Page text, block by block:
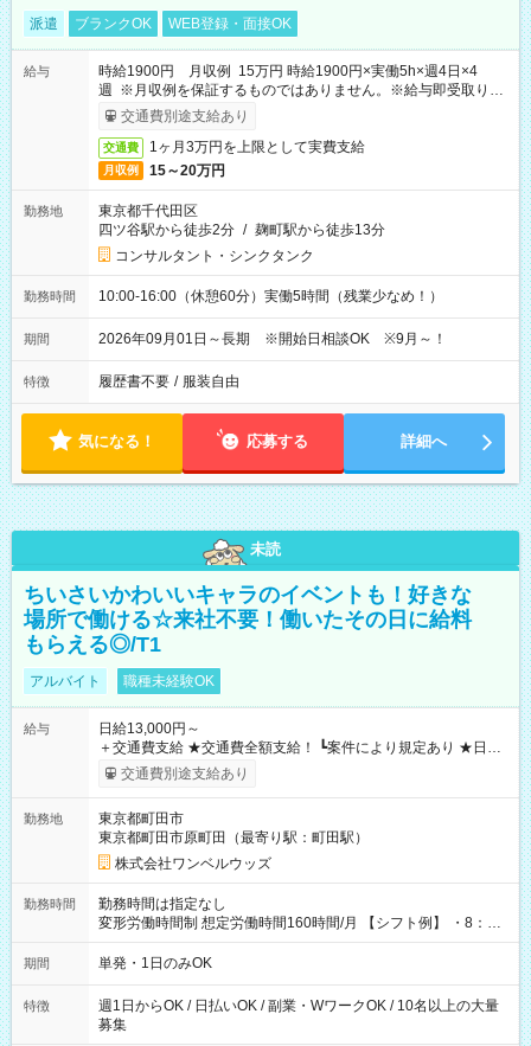
派遣 ブランクOK WEB登録・面接OK
給与
時給1900円 月収例 15万円 時給1900円×実働5h×週4日×4
週 ※月収例を保証するものではありません。※給与即受取りサ
ービス利用可（利用条件有）
交通費別途支給あり
交通費 1ヶ月3万円を上限として実費支給
月収例 15～20万円
勤務地
東京都千代田区
四ツ谷駅から徒歩2分 / 麹町駅から徒歩13分
コンサルタント・シンクタンク
勤務時間 10:00-16:00（休憩60分）実働5時間（残業少なめ！）
期間 2026年09月01日～長期 ※開始日相談OK ※9月～！
特徴 履歴書不要 / 服装自由
気になる！ 応募する 詳細へ
未読
ちいさいかわいいキャラのイベントも！好きな
場所で働ける☆来社不要！働いたその日に給料
もらえる◎/T1
アルバイト 職種未経験OK
給与
日給13,000円～
＋交通費支給 ★交通費全額支給！ ┗案件により規定あり ★日払
いOK！（規定あり） ┗働いたその日に現金GET♪ お仕事後はコ
ンビニATMから 日払い分を引き落とせます！ 【試用期間】試
交通費別途支給あり
勤務地
東京都町田市
東京都町田市原町田（最寄り駅：町田駅）
株式会社ワンベルウッズ
勤務時間
勤務時間は指定なし
変形労働時間制 想定労働時間160時間/月 【シフト例】 ・8：00
～21：00
期間 単発・1日のみOK
特徴
週1日からOK / 日払いOK / 副業・WワークOK / 10名以上の大量
募集